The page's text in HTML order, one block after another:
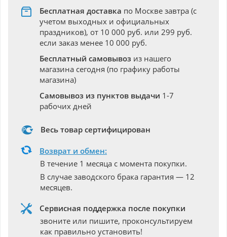
Бесплатная доставка по Москве завтра (с
учетом выходных и официальных
праздников), от 10 000 руб. или 299 руб.
если заказ менее 10 000 руб.
Бесплатный самовывоз из нашего
магазина сегодня (по графику работы
магазина)
Самовывоз из пунктов выдачи 1-7
рабочих дней
Весь товар сертифицирован
Возврат и обмен:
В течение 1 месяца с момента покупки.
В случае заводского брака гарантия — 12
месяцев.
Сервисная поддержка после покупки
звоните или пишите, проконсультируем
как правильно установить!